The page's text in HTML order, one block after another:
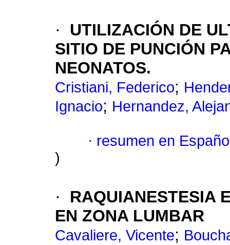
·
UTILIZACIÓN DE
SITIO DE PUNCIÓN
NEONATOS.
Cristiani, Federico;
Ignacio; Hernandez,
· resumen en
)
·
RAQUIANESTESIA
EN ZONA LUMBAR
Cavaliere, Vicente;